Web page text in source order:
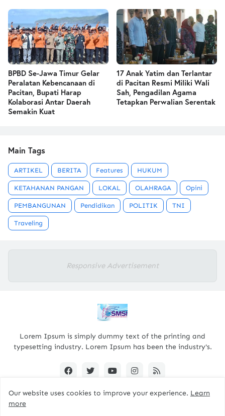
BPBD Se-Jawa Timur Gelar
Peralatan Kebencanaan di
Pacitan, Bupati Harap
Kolaborasi Antar Daerah
Semakin Kuat
17 Anak Yatim dan Terlantar
di Pacitan Resmi Miliki Wali
Sah, Pengadilan Agama
Tetapkan Perwalian Serentak
Main Tags
ARTIKEL BERITA Features HUKUM
KETAHANAN PANGAN LOKAL OLAHRAGA Opini
PEMBANGUNAN Pendidikan POLITIK TNI
Traveling
Responsive Advertisement
Lorem Ipsum is simply dummy text of the printing and
typesetting industry. Lorem Ipsum has been the industry's.
Our website uses cookies to improve your experience. Learn
more